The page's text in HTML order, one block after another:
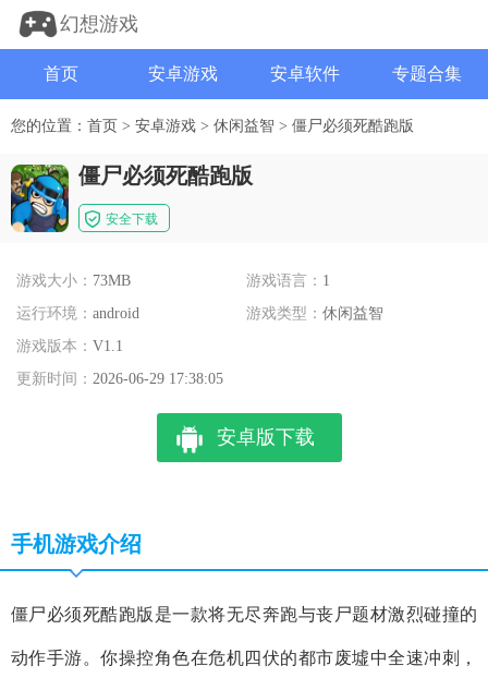
幻想游戏
首页 安卓游戏 安卓软件 专题合集
您的位置： 首页 > 安卓游戏 > 休闲益智 > 僵尸必须死酷跑版
僵尸必须死酷跑版
安全下载
游戏大小： 73MB 游戏语言： 1
运行环境： android 游戏类型：休闲益智
游戏版本： V1.1
更新时间： 2026-06-29 17:38:05
安卓版下载
手机游戏介绍
僵尸必须死酷跑版是一款将无尽奔跑与丧尸题材激烈碰撞的
动作手游。你操控角色在危机四伏的都市废墟中全速冲刺，